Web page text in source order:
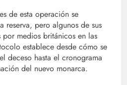
de esta operación se
reserva, pero algunos de sus
medios británicos en las
establece desde cómo se
deceso hasta el cronograma
del nuevo monarca.